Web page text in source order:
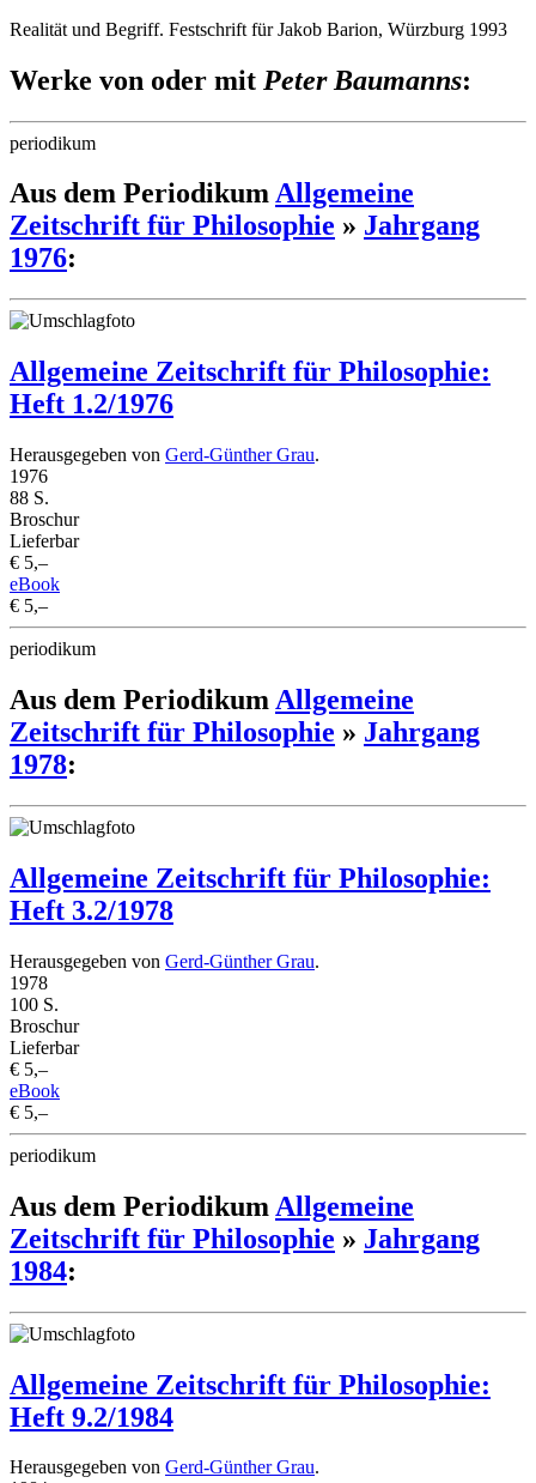
Realität und Begriff. Festschrift für Jakob Barion, Würzburg 1993
Werke von oder mit Peter Baumanns:
periodikum
Aus dem PeriodikumAllgemeine
Zeitschrift für Philosophie » Jahrgang
1976:
Allgemeine Zeitschrift für Philosophie:
Heft 1.2/1976
Herausgegeben von Gerd-Günther Grau.
1976
88 S.
Broschur
Lieferbar
€ 5,–
eBook
€ 5,–
periodikum
Aus dem Periodikum Allgemeine
Zeitschrift für Philosophie » Jahrgang
1978:
Allgemeine Zeitschrift für Philosophie:
Heft 3.2/1978
Herausgegeben von Gerd-Günther Grau.
1978
100 S.
Broschur
Lieferbar
€ 5,–
eBook
€ 5,–
periodikum
Aus dem Periodikum Allgemeine
Zeitschrift für Philosophie » Jahrgang
1984:
Allgemeine Zeitschrift für Philosophie:
Heft 9.2/1984
Herausgegeben von Gerd-Günther Grau.